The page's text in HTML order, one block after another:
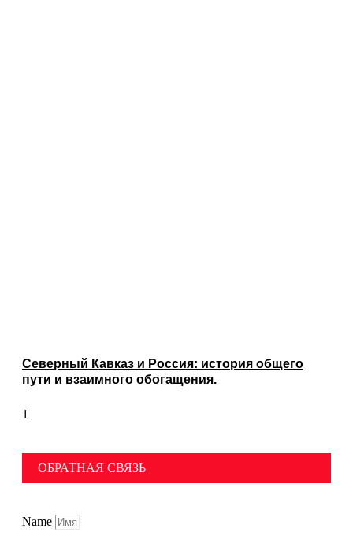
Северный Кавказ и Россия: история общего
пути и взаимного обогащения.
ОБРАТНАЯ СВЯЗЬ
Name